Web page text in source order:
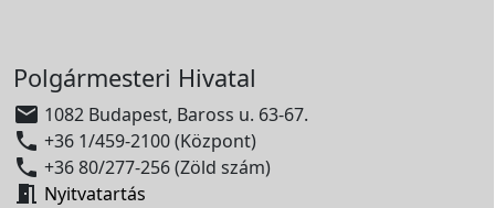
Polgármesteri Hivatal
 1082 Budapest, Baross u. 63-67.
 +36 1/459-2100 (Központ)
 +36 80/277-256 (Zöld szám)
 Nyitvatartás